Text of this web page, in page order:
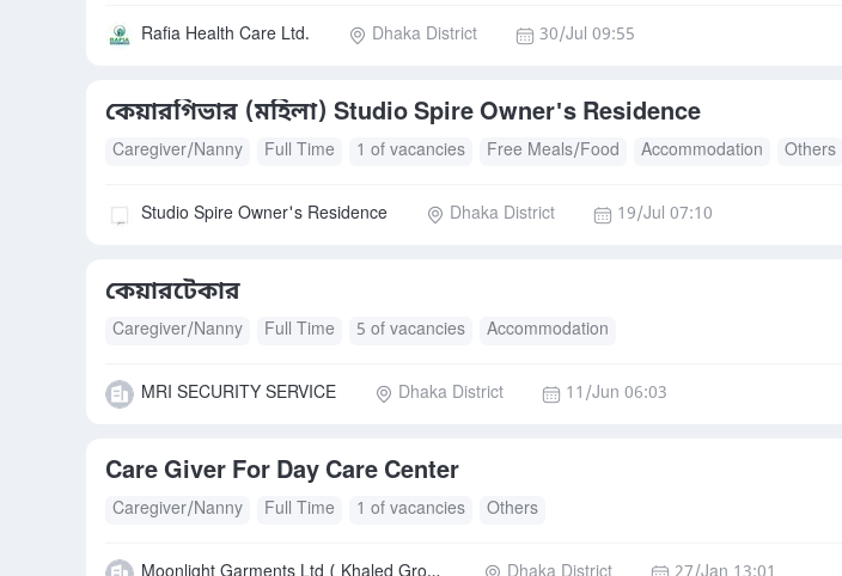
Rafia Health Care Ltd. Dhaka District 30/Jul 09:55
কেয়ারগিভার (মহিলা) Studio Spire Owner's Residence
Caregiver/Nanny Full Time 1 of vacancies Free Meals/Food Accommodation Others
Studio Spire Owner's Residence Dhaka District 19/Jul 07:10
কেয়ারটেকার
Caregiver/Nanny Full Time 5 of vacancies Accommodation
MRI SECURITY SERVICE Dhaka District 11/Jun 06:03
Care Giver For Day Care Center
Caregiver/Nanny Full Time 1 of vacancies Others